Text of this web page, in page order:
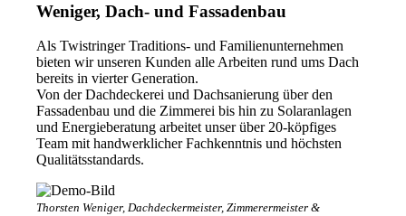
Weniger, Dach- und Fassadenbau
Als Twistringer Traditions- und Familienunternehmen
bieten wir unseren Kunden alle Arbeiten rund ums Dach
bereits in vierter Generation.
Von der Dachdeckerei und Dachsanierung über den
Fassadenbau und die Zimmerei bis hin zu Solaranlagen
und Energieberatung arbeitet unser über 20-köpfiges
Team mit handwerklicher Fachkenntnis und höchsten
Qualitätsstandards.
Thorsten Weniger, Dachdeckermeister, Zimmerermeister &